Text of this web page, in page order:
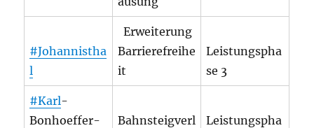
#Johannistha
l
Erweiterung
Barrierefreihe
it
Leistungspha
se 3
#Karl-
Bonhoeffer-
Bahnsteigverl
Leistungspha